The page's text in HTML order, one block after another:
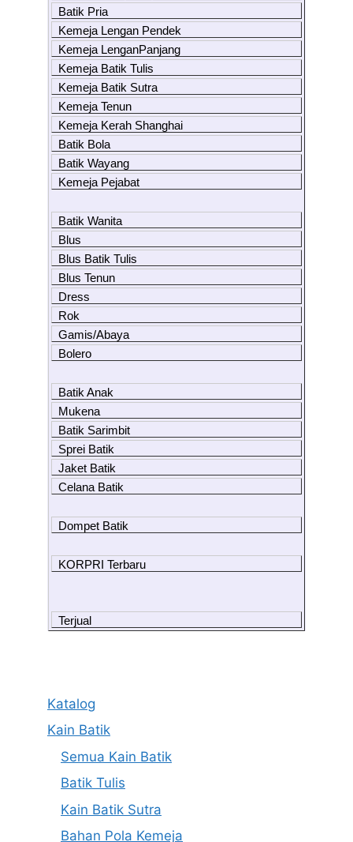
Batik Pria
Kemeja Lengan Pendek
Kemeja LenganPanjang
Kemeja Batik Tulis
Kemeja Batik Sutra
Kemeja Tenun
Kemeja Kerah Shanghai
Batik Bola
Batik Wayang
Kemeja Pejabat
Batik Wanita
Blus
Blus Batik Tulis
Blus Tenun
Dress
Rok
Gamis/Abaya
Bolero
Batik Anak
Mukena
Batik Sarimbit
Sprei Batik
Jaket Batik
Celana Batik
Dompet Batik
KORPRI Terbaru
Terjual
Katalog
Kain Batik
Semua Kain Batik
Batik Tulis
Kain Batik Sutra
Bahan Pola Kemeja